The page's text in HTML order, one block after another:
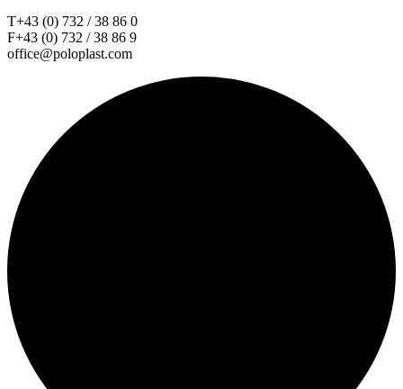
T+43 (0) 732 / 38 86 0
F+43 (0) 732 / 38 86 9
office@poloplast.com